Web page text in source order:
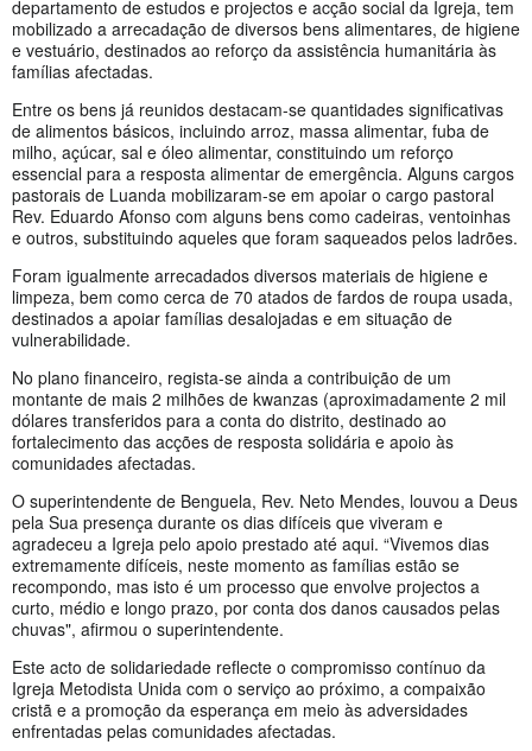
departamento de estudos e projectos e acção social da Igreja, tem
mobilizado a arrecadação de diversos bens alimentares, de higiene
e vestuário, destinados ao reforço da assistência humanitária às
famílias afectadas.
Entre os bens já reunidos destacam-se quantidades significativas
de alimentos básicos, incluindo arroz, massa alimentar, fuba de
milho, açúcar, sal e óleo alimentar, constituindo um reforço
essencial para a resposta alimentar de emergência. Alguns cargos
pastorais de Luanda mobilizaram-se em apoiar o cargo pastoral
Rev. Eduardo Afonso com alguns bens como cadeiras, ventoinhas
e outros, substituindo aqueles que foram saqueados pelos ladrões.
Foram igualmente arrecadados diversos materiais de higiene e
limpeza, bem como cerca de 70 atados de fardos de roupa usada,
destinados a apoiar famílias desalojadas e em situação de
vulnerabilidade.
No plano financeiro, regista-se ainda a contribuição de um
montante de mais 2 milhões de kwanzas (aproximadamente 2 mil
dólares transferidos para a conta do distrito, destinado ao
fortalecimento das acções de resposta solidária e apoio às
comunidades afectadas.
O superintendente de Benguela, Rev. Neto Mendes, louvou a Deus
pela Sua presença durante os dias difíceis que viveram e
agradeceu a Igreja pelo apoio prestado até aqui. “Vivemos dias
extremamente difíceis, neste momento as famílias estão se
recompondo, mas isto é um processo que envolve projectos a
curto, médio e longo prazo, por conta dos danos causados pelas
chuvas", afirmou o superintendente.
Este acto de solidariedade reflecte o compromisso contínuo da
Igreja Metodista Unida com o serviço ao próximo, a compaixão
cristã e a promoção da esperança em meio às adversidades
enfrentadas pelas comunidades afectadas.